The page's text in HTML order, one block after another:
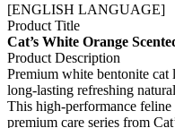
[ENGLISH LANGUAGE]
Product Title
Cat’s White Orange
Product Description
Premium white bentonite cat
long-lasting refreshing
This high-performance
premium care series from